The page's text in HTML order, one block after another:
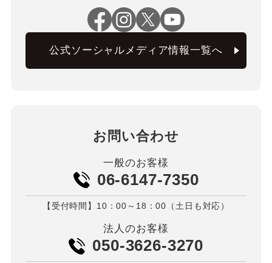
公式ソーシャルメディア情報一覧へ
お問い合わせ
一般のお客様
06-6147-7350
【受付時間】10：00～18：00（土日も対応）
法人のお客様
050-3626-3270